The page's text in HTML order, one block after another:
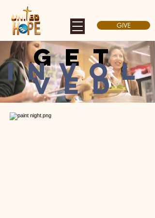
GIVE
GET
INVOL
VED